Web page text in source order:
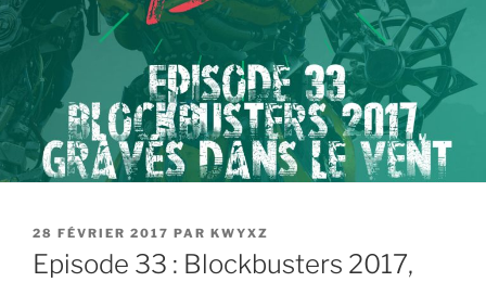
PUBLIÉ
LE
28 FÉVRIER 2017 PAR KWYXZ
Episode 33 : Blockbusters 2017,